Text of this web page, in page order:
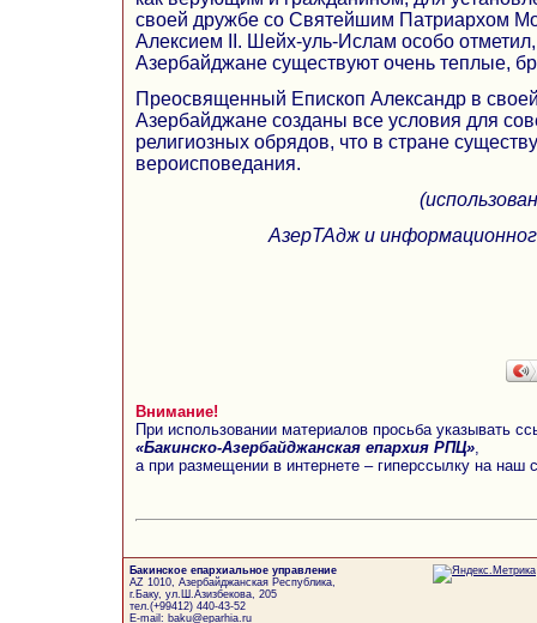
своей дружбе со Святейшим Патриархом
Алексием II. Шейх-уль-Ислам особо
Азербайджане существуют очень теплые,
Преосвященный Епископ Александр в
Азербайджане созданы все условия для
религиозных обрядов, что в стране
вероисповедания.
АзерТАдж и
Внимание!
При использовании материалов просьба указывать
«Бакинско-Азербайджанская епархия РПЦ»
а при размещении в интернете – гиперссылку на наш
Бакинское епархиальное управление
AZ 1010, Азербайджанская Республика,
г.Баку, ул.Ш.Азизбекова, 205
тел.(+99412) 440-43-52
E-mail: baku@eparhia.ru